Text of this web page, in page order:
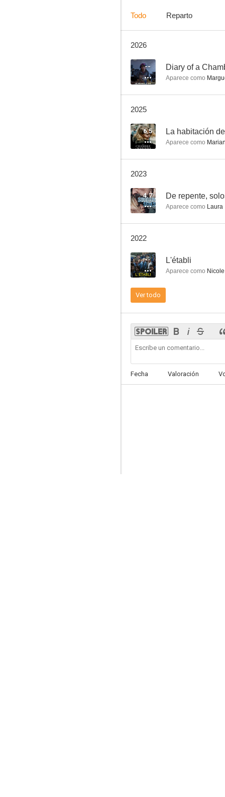
Nos vemos allá arriba
6.5
Todo Reparto
2026
-- Diary of a
Aparece como
2025
6.5 La habitación
Aparece como
2023
4.7 De repente,
Aparece como Laura
2022
-- L'établi
Aparece como Nicole
Ver todo
Fecha Valoración